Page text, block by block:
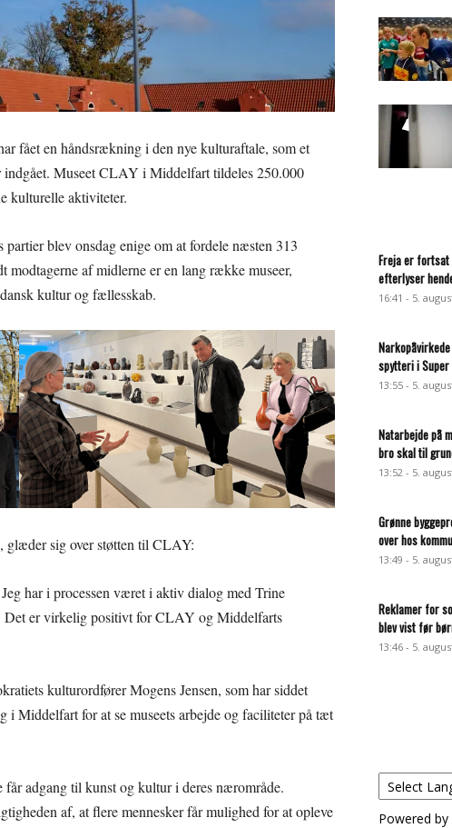
fået en håndsrækning i den nye kulturaftale, som et
Museet CLAY i Middelfart tildeles 250.000
kulturelle aktiviteter.
blev onsdag enige om at fordele næsten 313
af midlerne er en lang række museer,
kultur og fællesskab.
glæder sig over støtten til CLAY:
har i processen været i aktiv dialog med Trine
Det er virkelig positivt for CLAY og Middelfarts
kulturordfører Mogens Jensen, som har siddet
i Middelfart for at se museets arbejde og faciliteter på tæt
adgang til kunst og kultur i deres nærområde.
af, at flere mennesker får mulighed for at opleve
Freja er
efterlyser
16:41 - 5.
spytteri i
13:55 - 5.
Natarbejde på
bro skal til
13:52 - 5.
Grønne
over hos
13:49 - 5.
Reklamer for
blev vist før
13:46 - 5.
Powered by